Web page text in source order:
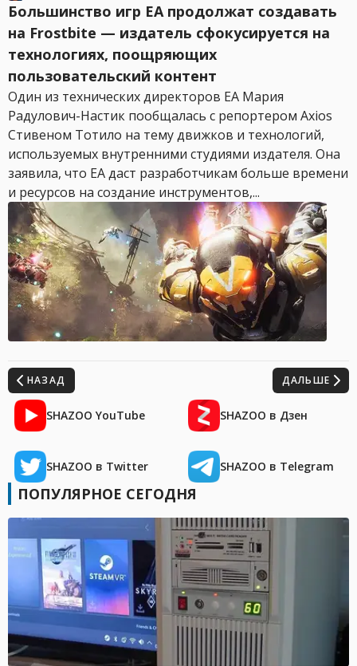
Большинство игр EA продолжат создавать
на Frostbite — издатель сфокусируется на
технологиях, поощряющих
пользовательский контент
Один из технических директоров EA Мария
Радулович-Настик пообщалась с репортером Axios
Стивеном Тотило на тему движков и технологий,
используемых внутренними студиями издателя. Она
заявила, что EA даст разработчикам больше времени
и ресурсов на создание инструментов,...
НАЗАД ДАЛЬШЕ
SHAZOO YouTube SHAZOO в Дзен
SHAZOO в Twitter SHAZOO в Telegram
ПОПУЛЯРНОЕ СЕГОДНЯ